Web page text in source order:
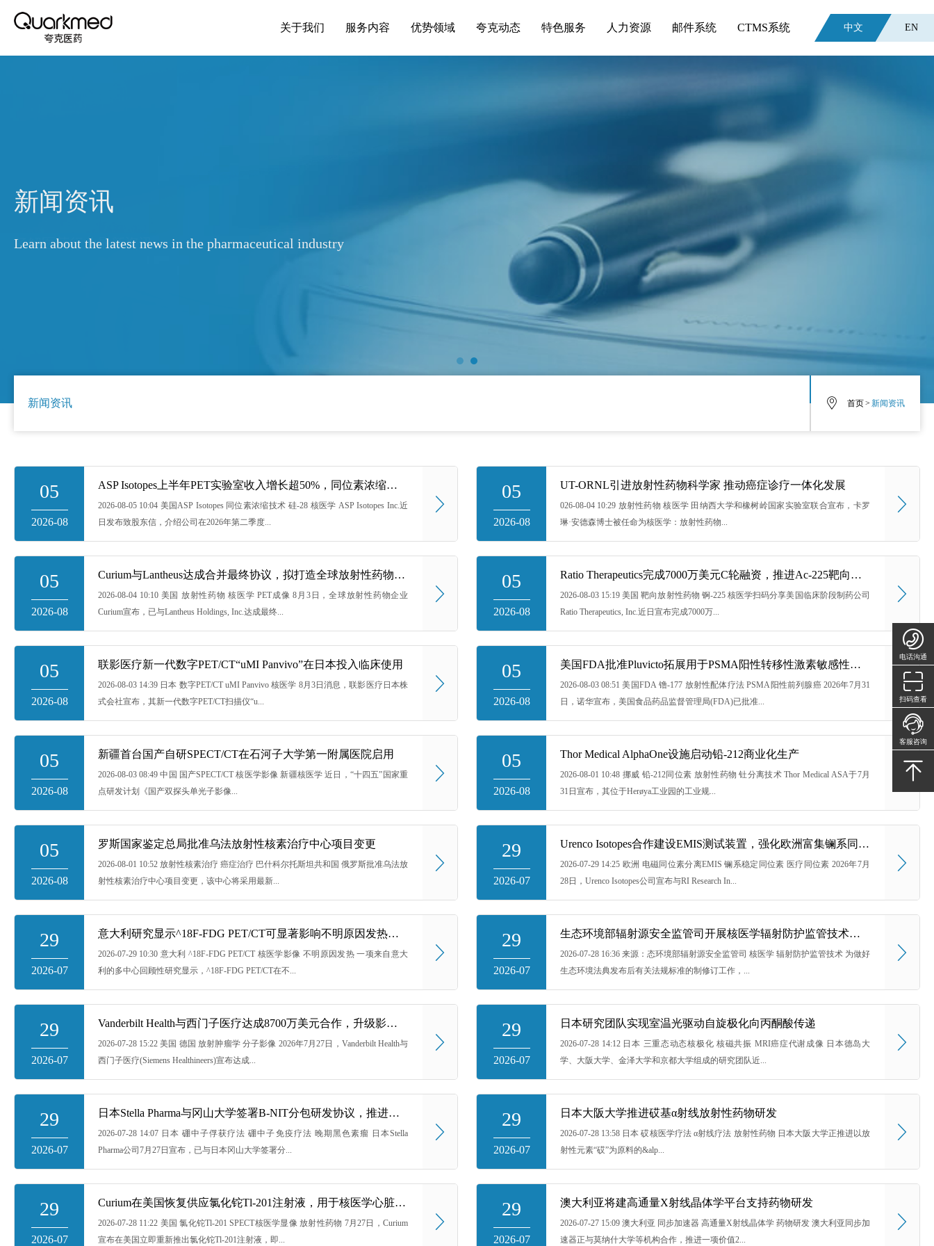
关于我们 服务内容 优势领域 夸克动态 特色服务 人力资源 邮件系统 CTMS系统 中文 EN
新闻资讯
Learn about the latest news in the pharmaceutical industry
新闻资讯 首页> 新闻资讯
05
2026-08
ASP Isotopes上半年PET实验室收入增长超50%，同位素浓缩设施推进商业生产
2026-08-05 10:04 美国ASP Isotopes 同位素浓缩技术 硅-28 核医学 ASP Isotopes Inc.近
日发布致股东信，介绍公司在2026年第二季度...
05
2026-08
UT-ORNL引进放射性药物科学家 推动癌症诊疗一体化发展
026-08-04 10:29 放射性药物 核医学 田纳西大学和橡树岭国家实验室联合宣布，卡罗
琳·安德森博士被任命为核医学：放射性药物...
05
2026-08
Curium与Lantheus达成合并最终协议，拟打造全球放射性药物诊疗一体化平台
2026-08-04 10:10 美国 放射性药物 核医学 PET成像 8月3日，全球放射性药物企业
Curium宣布，已与Lantheus Holdings, Inc.达成最终...
05
2026-08
Ratio Therapeutics完成7000万美元C轮融资，推进Ac-225靶向放射性药物临床开发
2026-08-03 15:19 美国 靶向放射性药物 锕-225 核医学扫码分享美国临床阶段制药公司
Ratio Therapeutics, Inc.近日宣布完成7000万...
05
2026-08
联影医疗新一代数字PET/CT“uMI Panvivo”在日本投入临床使用
2026-08-03 14:39 日本 数字PET/CT uMI Panvivo 核医学 8月3日消息，联影医疗日本株
式会社宣布，其新一代数字PET/CT扫描仪“u...
05
2026-08
美国FDA批准Pluvicto拓展用于PSMA阳性转移性激素敏感性前列腺癌治疗
2026-08-03 08:51 美国FDA 镥-177 放射性配体疗法 PSMA阳性前列腺癌 2026年7月31
日，诺华宣布，美国食品药品监督管理局(FDA)已批准...
05
2026-08
新疆首台国产自研SPECT/CT在石河子大学第一附属医院启用
2026-08-03 08:49 中国 国产SPECT/CT 核医学影像 新疆核医学 近日，“十四五”国家重
点研发计划《国产双探头单光子影像...
05
2026-08
Thor Medical AlphaOne设施启动铅-212商业化生产
2026-08-01 10:48 挪威 铅-212同位素 放射性药物 钍分离技术 Thor Medical ASA于7月
31日宣布，其位于Herøya工业园的工业规...
05
2026-08
罗斯国家鉴定总局批准乌法放射性核素治疗中心项目变更
2026-08-01 10:52 放射性核素治疗 癌症治疗 巴什科尔托斯坦共和国 俄罗斯批准乌法放
射性核素治疗中心项目变更，该中心将采用最新...
29
2026-07
Urenco Isotopes合作建设EMIS测试装置，强化欧洲富集镧系同位素供应链
2026-07-29 14:25 欧洲 电磁同位素分离EMIS 镧系稳定同位素 医疗同位素 2026年7月
28日，Urenco Isotopes公司宣布与RI Research In...
29
2026-07
意大利研究显示^18F-FDG PET/CT可显著影响不明原因发热诊疗决策
2026-07-29 10:30 意大利 ^18F-FDG PET/CT 核医学影像 不明原因发热 一项来自意大
利的多中心回顾性研究显示，^18F-FDG PET/CT在不...
29
2026-07
生态环境部辐射源安全监管司开展核医学辐射防护监管技术交流
2026-07-28 16:36 来源：态环境部辐射源安全监管司 核医学 辐射防护监管技术 为做好
生态环境法典发布后有关法规标准的制修订工作，...
29
2026-07
Vanderbilt Health与西门子医疗达成8700万美元合作，升级影像与放射肿瘤学能力
2026-07-28 15:22 美国 德国 放射肿瘤学 分子影像 2026年7月27日，Vanderbilt Health与
西门子医疗(Siemens Healthineers)宣布达成...
29
2026-07
日本研究团队实现室温光驱动自旋极化向丙酮酸传递
2026-07-28 14:12 日本 三重态动态核极化 核磁共振 MRI癌症代谢成像 日本德岛大
学、大阪大学、金泽大学和京都大学组成的研究团队近...
29
2026-07
日本Stella Pharma与冈山大学签署B-NIT分包研发协议，推进晚期黑色素瘤I期临床试验方案制定
2026-07-28 14:07 日本 硼中子俘获疗法 硼中子免疫疗法 晚期黑色素瘤 日本Stella
Pharma公司7月27日宣布，已与日本冈山大学签署分...
29
2026-07
日本大阪大学推进砹基α射线放射性药物研发
2026-07-28 13:58 日本 砹核医学疗法 α射线疗法 放射性药物 日本大阪大学正推进以放
射性元素“砹”为原料的&alp...
29
2026-07
Curium在美国恢复供应氯化铊Tl-201注射液，用于核医学心脏影像检查
2026-07-28 11:22 美国 氯化铊Tl-201 SPECT核医学显像 放射性药物 7月27日，Curium
宣布在美国立即重新推出氯化铊Tl-201注射液，即...
29
2026-07
澳大利亚将建高通量X射线晶体学平台支持药物研发
2026-07-27 15:09 澳大利亚 同步加速器 高通量X射线晶体学 药物研发 澳大利亚同步加
速器正与莫纳什大学等机构合作，推进一项价值2...
电话沟通
扫码查看
客服咨询